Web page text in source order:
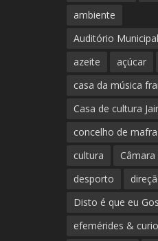
ambiente
Auditório
azeite
açúcar
casa da música
Casa de cultura
concelho de mafra
cultura
desporto
Disto é que eu
efemérides &